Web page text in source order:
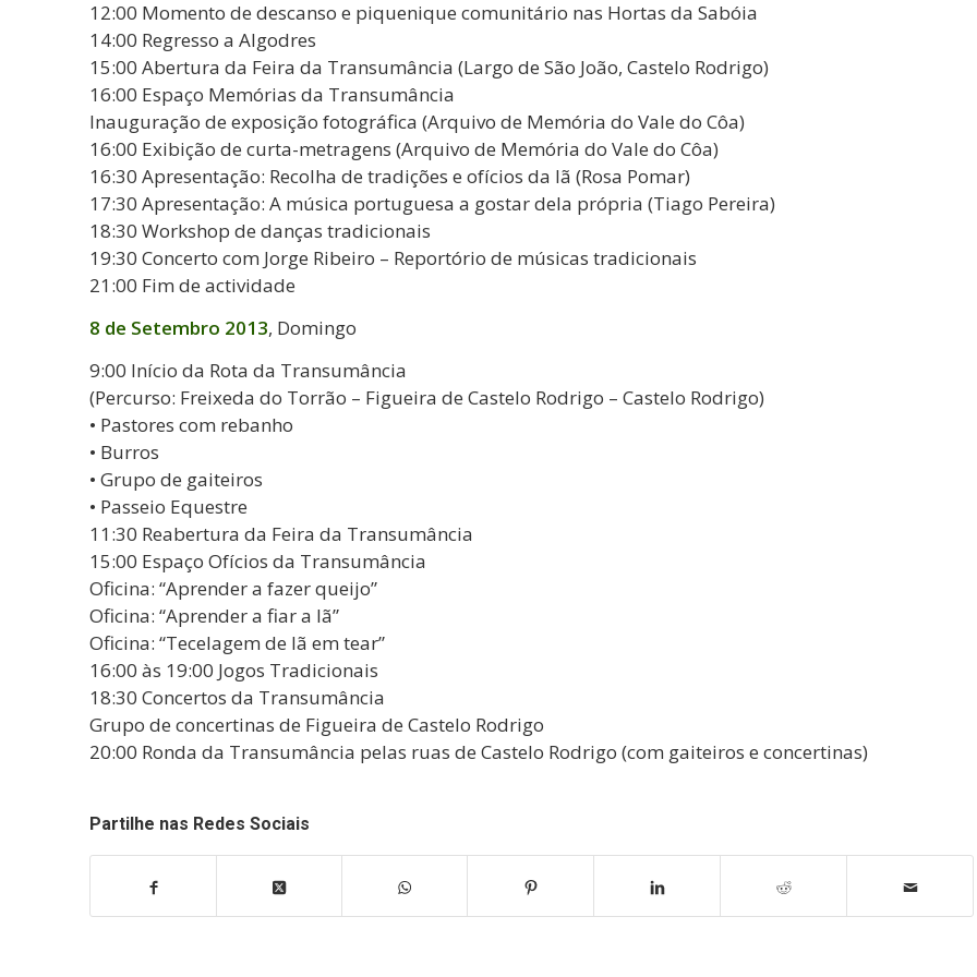
12:00 Momento de descanso e piquenique comunitário nas Hortas da Sabóia
14:00 Regresso a Algodres
15:00 Abertura da Feira da Transumância (Largo de São João, Castelo Rodrigo)
16:00 Espaço Memórias da Transumância
Inauguração de exposição fotográfica (Arquivo de Memória do Vale do Côa)
16:00 Exibição de curta-metragens (Arquivo de Memória do Vale do Côa)
16:30 Apresentação: Recolha de tradições e ofícios da lã (Rosa Pomar)
17:30 Apresentação: A música portuguesa a gostar dela própria (Tiago Pereira)
18:30 Workshop de danças tradicionais
19:30 Concerto com Jorge Ribeiro – Reportório de músicas tradicionais
21:00 Fim de actividade
8 de Setembro 2013, Domingo
9:00 Início da Rota da Transumância
(Percurso: Freixeda do Torrão – Figueira de Castelo Rodrigo – Castelo Rodrigo)
• Pastores com rebanho
• Burros
• Grupo de gaiteiros
• Passeio Equestre
11:30 Reabertura da Feira da Transumância
15:00 Espaço Ofícios da Transumância
Oficina: “Aprender a fazer queijo”
Oficina: “Aprender a fiar a lã”
Oficina: “Tecelagem de lã em tear”
16:00 às 19:00 Jogos Tradicionais
18:30 Concertos da Transumância
Grupo de concertinas de Figueira de Castelo Rodrigo
20:00 Ronda da Transumância pelas ruas de Castelo Rodrigo (com gaiteiros e concertinas)
Partilhe nas Redes Sociais